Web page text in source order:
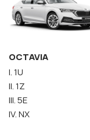
OCTAVIA
I. 1U
II. 1Z
III. 5E
IV. NX